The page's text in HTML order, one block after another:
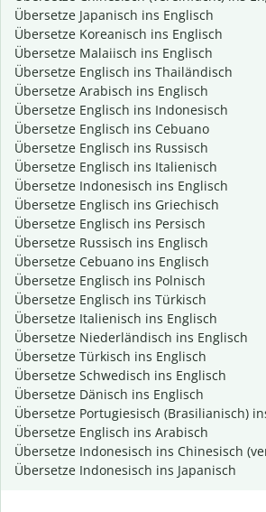
Übersetze Japanisch ins Englisch
Übersetze Koreanisch ins Englisch
Übersetze Malaiisch ins Englisch
Übersetze Englisch ins Thailändisch
Übersetze Arabisch ins Englisch
Übersetze Englisch ins Indonesisch
Übersetze Englisch ins Cebuano
Übersetze Englisch ins Russisch
Übersetze Englisch ins Italienisch
Übersetze Indonesisch ins Englisch
Übersetze Englisch ins Griechisch
Übersetze Englisch ins Persisch
Übersetze Russisch ins Englisch
Übersetze Cebuano ins Englisch
Übersetze Englisch ins Polnisch
Übersetze Englisch ins Türkisch
Übersetze Italienisch ins Englisch
Übersetze Niederländisch ins Englisch
Übersetze Türkisch ins Englisch
Übersetze Schwedisch ins Englisch
Übersetze Dänisch ins Englisch
Übersetze Portugiesisch (Brasilianisch)
Übersetze Englisch ins Arabisch
Übersetze Indonesisch ins Chinesisch
Übersetze Indonesisch ins Japanisch